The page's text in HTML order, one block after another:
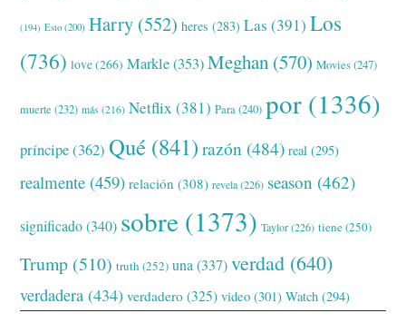
(194) Esto (200) Harry (552) heres (283) Las (391) Los
(736) love(266) Markle(353) Meghan (570) Movies(247)
muerte (232) más (216) Netflix (381) Para(240) por (1336)
príncipe(362) Qué (841) razón (484) real (295)
realmente (459) relación (308) revela(226) season (462)
significado(340) sobre (1373) Taylor(226) tiene(250)
Trump (510) truth (252) una (337) verdad (640)
verdadera (434) verdadero (325) video (301) Watch (294)